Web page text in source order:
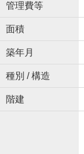
管理費等
面積
築年月
種別 / 構造
階建